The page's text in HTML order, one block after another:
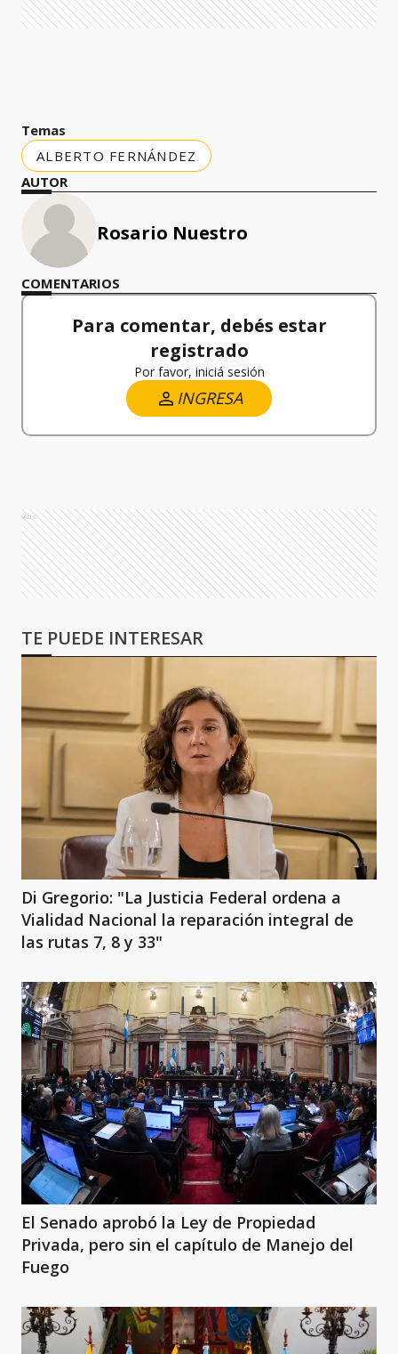
Temas
ALBERTO FERNÁNDEZ
AUTOR
Rosario Nuestro
COMENTARIOS
Para comentar, debés estar
registrado
Por favor, iniciá sesión
INGRESA
Ads
TE PUEDE INTERESAR
Di Gregorio: "La Justicia Federal ordena a
Vialidad Nacional la reparación integral de
las rutas 7, 8 y 33"
El Senado aprobó la Ley de Propiedad
Privada, pero sin el capítulo de Manejo del
Fuego